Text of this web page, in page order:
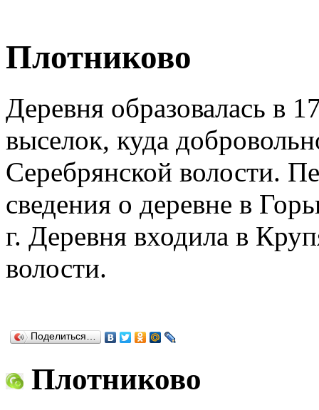
Плотниково
Деревня образовалась в
выселок, куда
Серебрянской волости.
сведения о деревне в
г. Деревня входила в
волости.
Поделиться…
Плотниково